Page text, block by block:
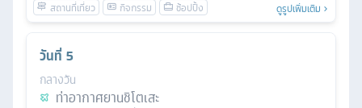
ดูรูปเพิ่มเติม
วันที่ 5
กลางวัน
ท่าอากาศยานชิโตเสะ